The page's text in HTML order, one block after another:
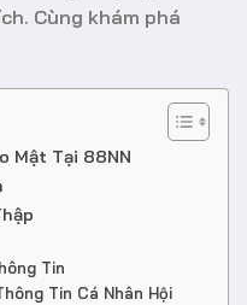
Cùng khám phá
Mật Tại 88NN
Tin
Tin Cá Nhân Hội